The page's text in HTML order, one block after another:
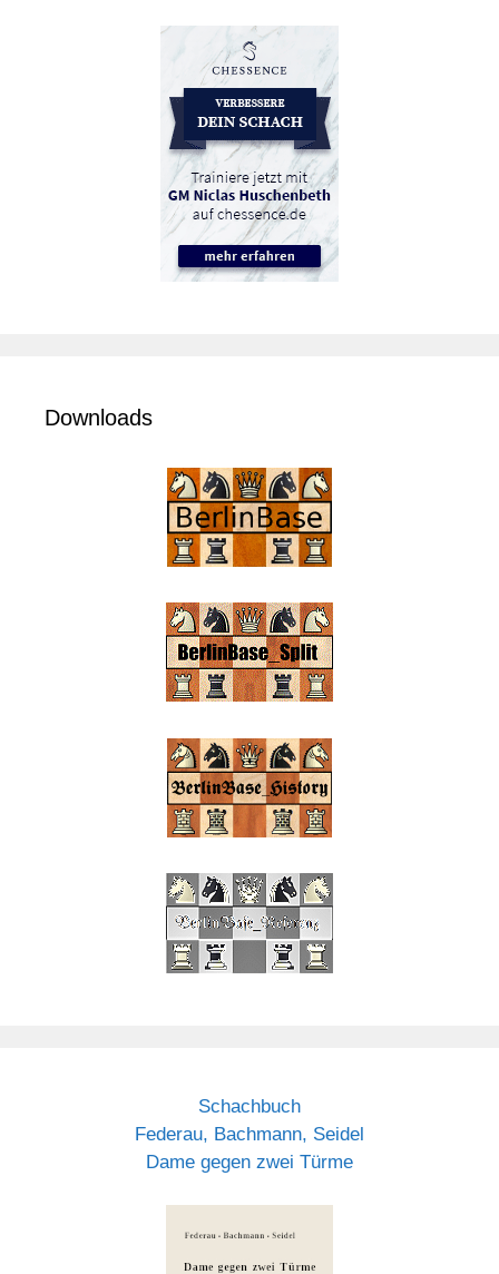
Downloads
Schachbuch
Federau, Bachmann, Seidel
Dame gegen zwei Türme